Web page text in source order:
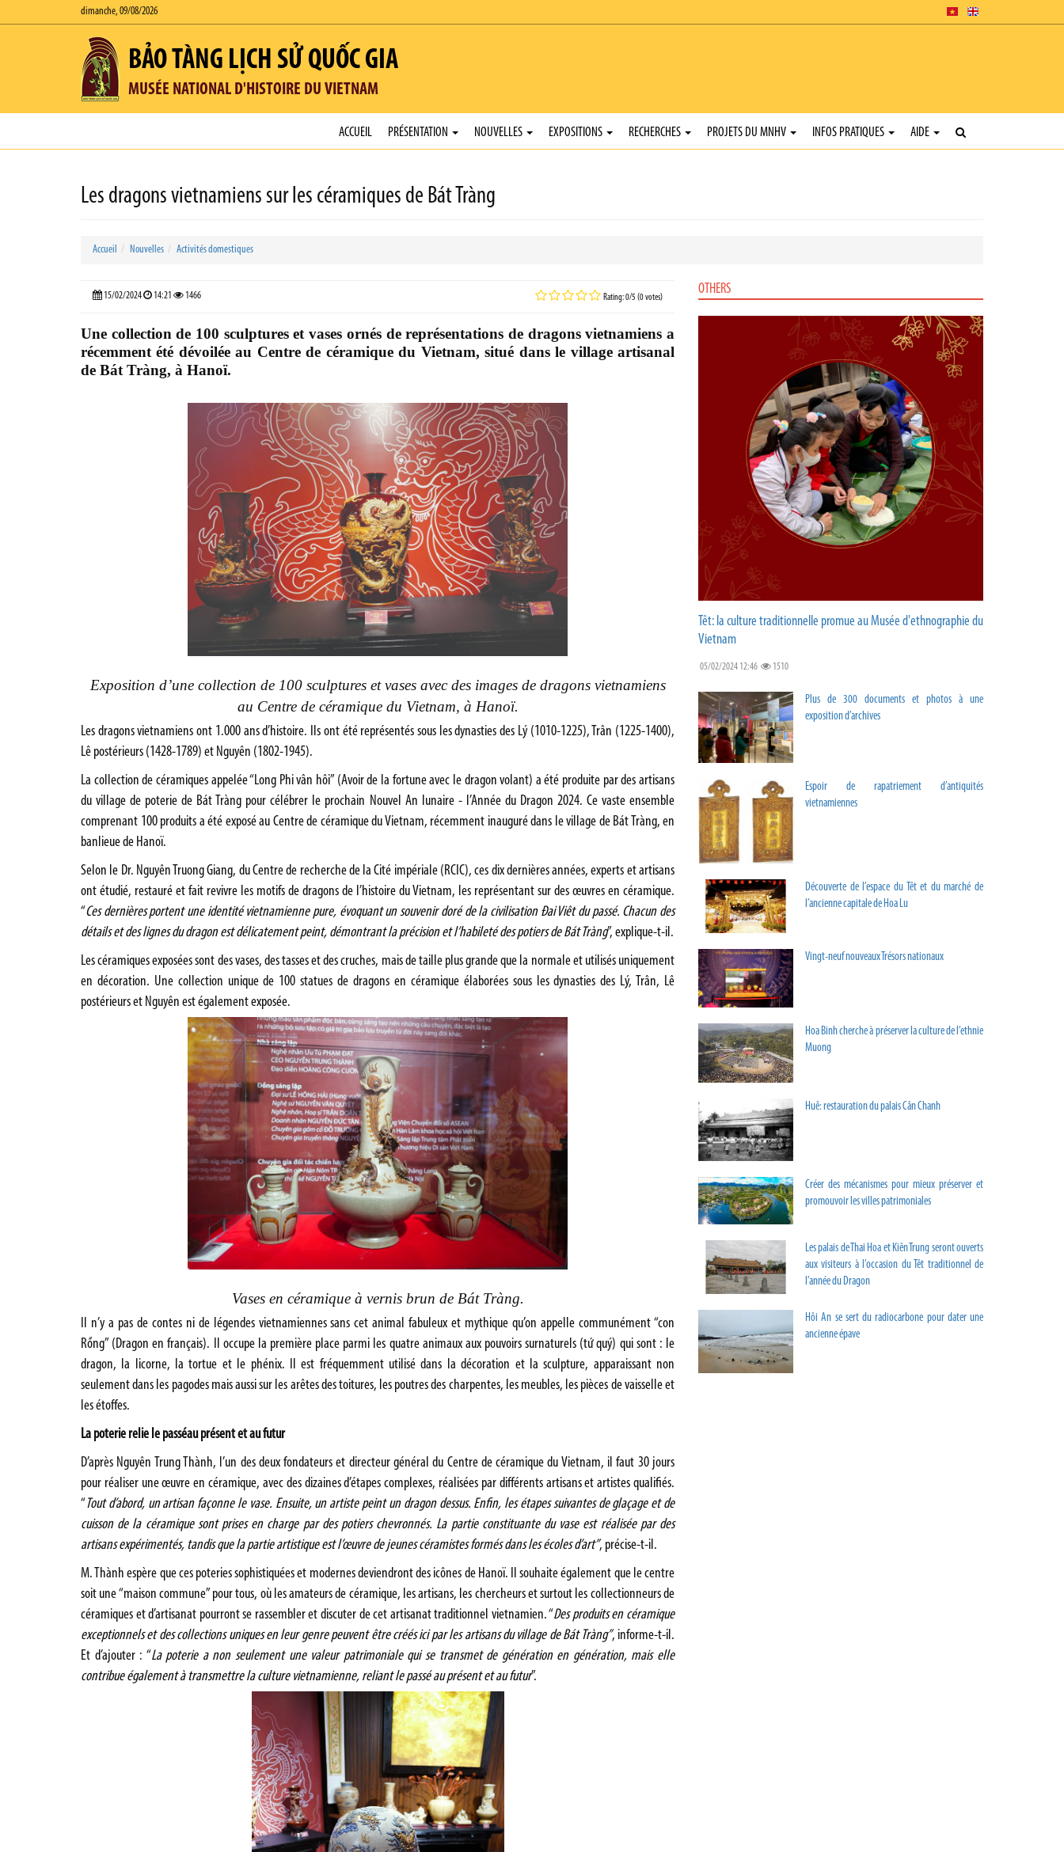
dimanche, 09/08/2026
BẢO TÀNG LỊCH SỬ QUỐC GIA
MUSÉE NATIONAL D'HISTOIRE DU VIETNAM
ACCUEIL PRÉSENTATION NOUVELLES EXPOSITIONS RECHERCHES PROJETS DU MNHV INFOS PRATIQUES AIDE
Les dragons vietnamiens sur les céramiques de Bát Tràng
Accueil Nouvelles Activités domestiques
15/02/2024 14:21 1466 Rating: 0/5 (0 votes)
Une collection de 100 sculptures et vases ornés de représentations de dragons vietnamiens a
récemment été dévoilée au Centre de céramique du Vietnam, situé dans le village artisanal
de Bát Tràng, à Hanoï.
Exposition d’une collection de 100 sculptures et vases avec des images de dragons vietnamiens
au Centre de céramique du Vietnam, à Hanoï.
Les dragons vietnamiens ont 1.000 ans d’histoire. Ils ont été représentés sous les dynasties des Lý (1010-1225), Trân (1225-1400),
Lê postérieurs (1428-1789) et Nguyên (1802-1945).
La collection de céramiques appelée “Long Phi vân hôi” (Avoir de la fortune avec le dragon volant) a été produite par des artisans
du village de poterie de Bát Tràng pour célébrer le prochain Nouvel An lunaire - l’Année du Dragon 2024. Ce vaste ensemble
comprenant 100 produits a été exposé au Centre de céramique du Vietnam, récemment inauguré dans le village de Bát Tràng, en
banlieue de Hanoï.
Selon le Dr. Nguyên Truong Giang, du Centre de recherche de la Cité impériale (RCIC), ces dix dernières années, experts et artisans
ont étudié, restauré et fait revivre les motifs de dragons de l’histoire du Vietnam, les représentant sur des œuvres en céramique.
“Ces dernières portent une identité vietnamienne pure, évoquant un souvenir doré de la civilisation Ðai Viêt du passé. Chacun des
détails et des lignes du dragon est délicatement peint, démontrant la précision et l’habileté des potiers de Bát Tràng”, explique-t-il.
Les céramiques exposées sont des vases, des tasses et des cruches, mais de taille plus grande que la normale et utilisés uniquement
en décoration. Une collection unique de 100 statues de dragons en céramique élaborées sous les dynasties des Lý, Trân, Lê
postérieurs et Nguyên est également exposée.
Vases en céramique à vernis brun de Bát Tràng.
Il n’y a pas de contes ni de légendes vietnamiennes sans cet animal fabuleux et mythique qu’on appelle communément “con
Rồng” (Dragon en français). Il occupe la première place parmi les quatre animaux aux pouvoirs surnaturels (tứ quý) qui sont : le
dragon, la licorne, la tortue et le phénix. Il est fréquemment utilisé dans la décoration et la sculpture, apparaissant non
seulement dans les pagodes mais aussi sur les arêtes des toitures, les poutres des charpentes, les meubles, les pièces de vaisselle et
les étoffes.
La poterie relie le passéau présent et au futur
D’après Nguyên Trung Thành, l’un des deux fondateurs et directeur général du Centre de céramique du Vietnam, il faut 30 jours
pour réaliser une œuvre en céramique, avec des dizaines d’étapes complexes, réalisées par différents artisans et artistes qualifiés.
“Tout d’abord, un artisan façonne le vase. Ensuite, un artiste peint un dragon dessus. Enfin, les étapes suivantes de glaçage et de
cuisson de la céramique sont prises en charge par des potiers chevronnés. La partie constituante du vase est réalisée par des
artisans expérimentés, tandis que la partie artistique est l’œuvre de jeunes céramistes formés dans les écoles d’art”, précise-t-il.
M. Thành espère que ces poteries sophistiquées et modernes deviendront des icônes de Hanoï. Il souhaite également que le centre
soit une “maison commune” pour tous, où les amateurs de céramique, les artisans, les chercheurs et surtout les collectionneurs de
céramiques et d’artisanat pourront se rassembler et discuter de cet artisanat traditionnel vietnamien. “Des produits en céramique
exceptionnels et des collections uniques en leur genre peuvent être créés ici par les artisans du village de Bát Tràng”, informe-t-il.
Et d’ajouter : “La poterie a non seulement une valeur patrimoniale qui se transmet de génération en génération, mais elle
contribue également à transmettre la culture vietnamienne, reliant le passé au présent et au futur”.
OTHERS
Têt: la culture traditionnelle promue au Musée d'ethnographie du
Vietnam
05/02/2024 12:46 1510
Plus de 300 documents et photos à une
exposition d’archives
Espoir de rapatriement d’antiquités
vietnamiennes
Découverte de l’espace du Têt et du marché de
l’ancienne capitale de Hoa Lu
Vingt-neuf nouveaux Trésors nationaux
Hoa Binh cherche à préserver la culture de l’ethnie
Muong
Huê: restauration du palais Cân Chanh
Créer des mécanismes pour mieux préserver et
promouvoir les villes patrimoniales
Les palais de Thai Hoa et Kiên Trung seront ouverts
aux visiteurs à l’occasion du Têt traditionnel de
l’année du Dragon
Hôi An se sert du radiocarbone pour dater une
ancienne épave